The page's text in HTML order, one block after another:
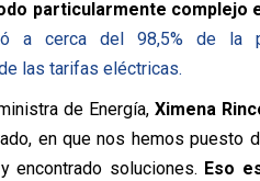
particularmente complejo
a cerca del 98,5% de la
las tarifas eléctricas.
de Energía, Ximena
en que nos hemos puesto
encontrado soluciones. Eso